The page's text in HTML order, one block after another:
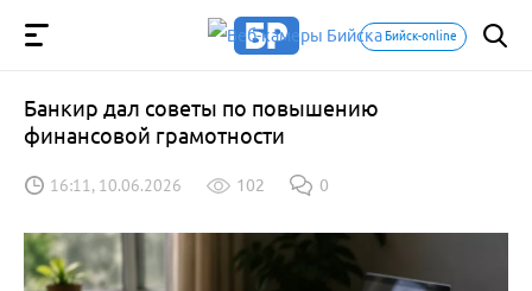
Бийск-online
Банкир дал советы по повышению
финансовой грамотности
16:11, 10.06.2026 102 0